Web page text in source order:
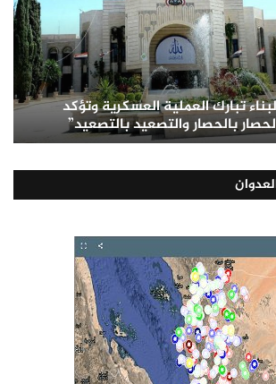
تبارك العملية العسكرية وتؤكد
بالحصار والتصعيد بالتصعيد”